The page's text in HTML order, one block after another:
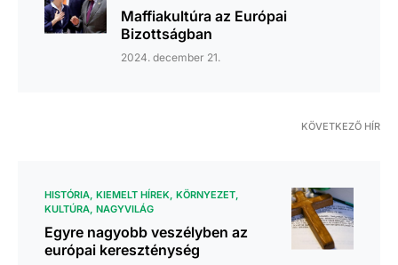
Maffiakultúra az Európai
Bizottságban
2024. december 21.
KÖVETKEZŐ HÍR
HISTÓRIA KIEMELT HÍREK KÖRNYEZET
KULTÚRA NAGYVILÁG
Egyre nagyobb veszélyben az
európai kereszténység